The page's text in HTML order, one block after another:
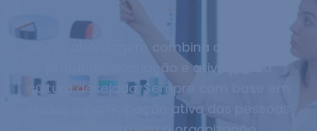
Nossa abordagem combina diagnóstico
profundo, cocriação e ativação da
cultura desejada. Sempre com base em
dados e participação ativa das pessoas
que constroem a organização.